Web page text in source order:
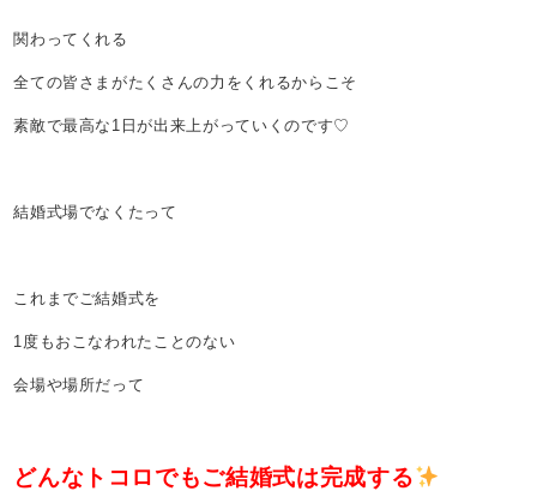
関わってくれる
全ての皆さまがたくさんの力をくれるからこそ
素敵で最高な1日が出来上がっていくのです♡
結婚式場でなくたって
これまでご結婚式を
1度もおこなわれたことのない
会場や場所だって
どんなトコロでもご結婚式は完成する